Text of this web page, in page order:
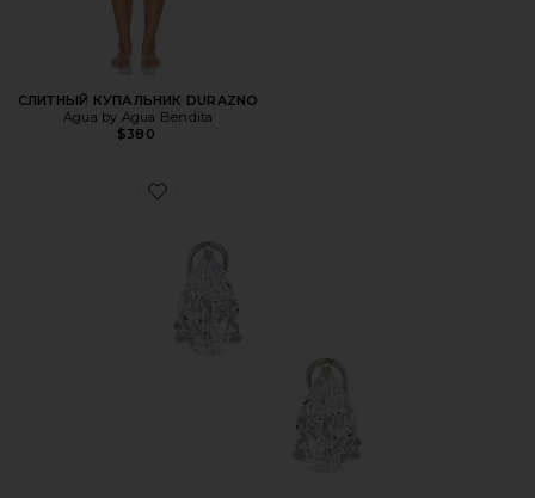
СЛИТНЫЙ КУПАЛЬНИК DURAZNO
Agua by Agua Bendita
$380
Favorite СЕРЬГИ-ГВОЗДИКИ FANCY